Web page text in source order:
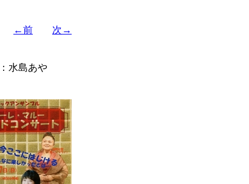
←前
次→
水島あや